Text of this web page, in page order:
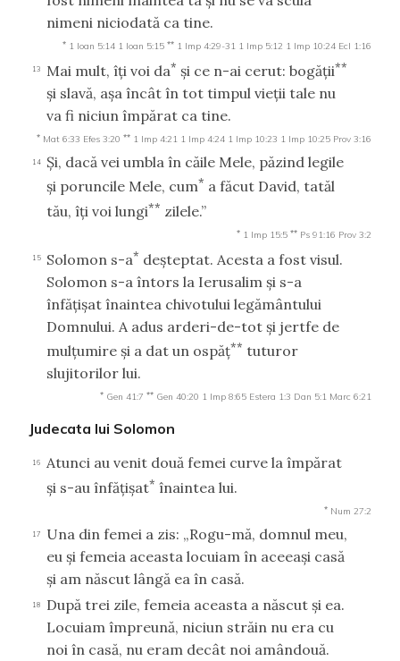
nimeni niciodată ca tine.
* 1 Ioan 5:14 1 Ioan 5:15 ** 1 Imp 4:29-31 1 Imp 5:12 1 Imp 10:24 Ecl 1:16
13 Mai mult, îţi voi da* şi ce n-ai cerut: bogăţii**
şi slavă, aşa încât în tot timpul vieţii tale nu
va fi niciun împărat ca tine.
* Mat 6:33 Efes 3:20 ** 1 Imp 4:21 1 Imp 4:24 1 Imp 10:23 1 Imp 10:25 Prov 3:16
14
Şi, dacă vei umbla în căile Mele, păzind legile
şi poruncile Mele, cum* a făcut David, tatăl
tău, îţi voi lungi** zilele.”
* 1 Imp 15:5 ** Ps 91:16 Prov 3:2
15 Solomon s-a* deşteptat. Acesta a fost visul.
Solomon s-a întors la Ierusalim şi s-a
înfăţişat înaintea chivotului legământului
Domnului. A adus arderi-de-tot şi jertfe de
mulţumire şi a dat un ospăţ** tuturor
slujitorilor lui.
* Gen 41:7 ** Gen 40:20 1 Imp 8:65 Estera 1:3 Dan 5:1 Marc 6:21
Judecata lui Solomon
16
Atunci au venit două femei curve la împărat
şi s-au înfăţişat* înaintea lui.
* Num 27:2
17
Una din femei a zis: „Rogu-mă, domnul meu,
eu şi femeia aceasta locuiam în aceeaşi casă
şi am născut lângă ea în casă.
18
După trei zile, femeia aceasta a născut şi ea.
Locuiam împreună, niciun străin nu era cu
noi în casă, nu eram decât noi amândouă.